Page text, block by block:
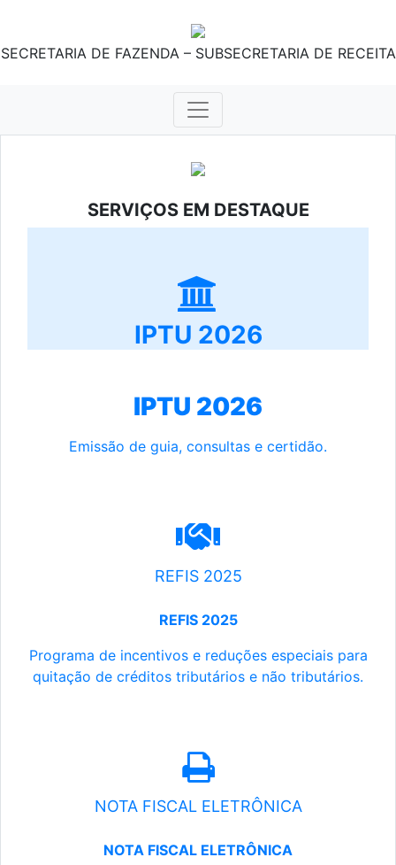
SECRETARIA DE FAZENDA – SUBSECRETARIA DE RECEITA
SERVIÇOS EM DESTAQUE
IPTU 2026
IPTU 2026
Emissão de guia, consultas e certidão.
REFIS 2025
REFIS 2025
Programa de incentivos e reduções especiais para
quitação de créditos tributários e não tributários.
NOTA FISCAL ELETRÔNICA
NOTA FISCAL ELETRÔNICA